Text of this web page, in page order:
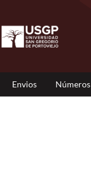
Envios Números